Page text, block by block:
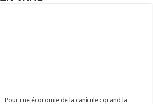
Pour une économie de la canicule : quand la